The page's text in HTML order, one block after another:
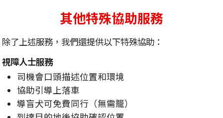
其他特殊協助服務
除了上述服務，我們還提供以下特殊協助：
視障人士服務
司機會口頭描述位置和環境
協助引導上落車
導盲犬可免費同行（無需籠）